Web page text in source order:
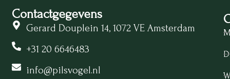
Contactgegevens
Gerard Douplein 14, 1072 VE Amsterdam
+31 20 6646483
info@pilsvogel.nl